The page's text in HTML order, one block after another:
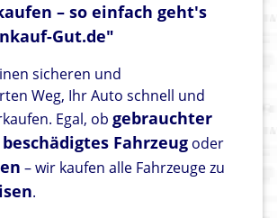
– so einfach geht's
Gut.de"
sicheren und
Weg, Ihr Auto schnell und
Egal, ob gebrauchter
beschädigtes Fahrzeug oder
– wir kaufen alle Fahrzeuge zu
.